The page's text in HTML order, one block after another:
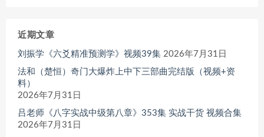
近期文章
刘振学《六爻精准预测学》视频39集 2026年7月31日
法和（楚恒）奇门大爆炸上中下三部曲完结版（视频+资
料）
2026年7月31日
吕老师《八字实战中级第八章》353集 实战干货 视频合集
2026年7月31日